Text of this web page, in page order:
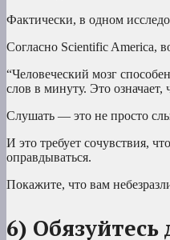
Фактически, в одном
Согласно Scientific America,
“Человеческий мозг
слов в минуту. Это означает,
Слушать — это не просто
И это требует сочувствия,
оправдываться.
Покажите, что вам
6)